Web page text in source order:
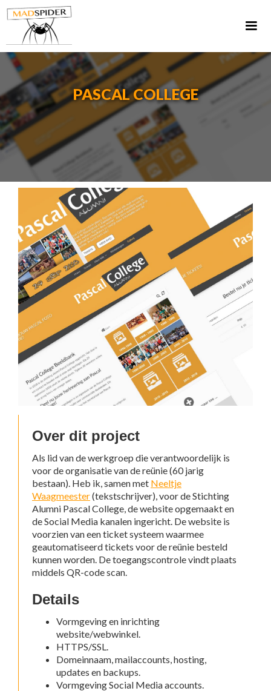
PASCAL COLLEGE
Over dit project
Als lid van de werkgroep die verantwoordelijk is
voor de organisatie van de reünie (60 jarig
bestaan). Heb ik, samen met Neeltje
Waagmeester(tekstschrijver), voor de Stichting
Alumni Pascal College, de website opgemaakt en
de Social Media kanalen ingericht. De website is
voorzien van een ticket systeem waarmee
geautomatiseerd tickets voor de reünie besteld
kunnen worden. De toegangscontrole vindt plaats
middels QR-code scan.
Details
Vormgeving en inrichting
website/webwinkel.
HTTPS/SSL.
Domeinnaam, mailaccounts, hosting,
updates en backups.
Vormgeving Social Media accounts.